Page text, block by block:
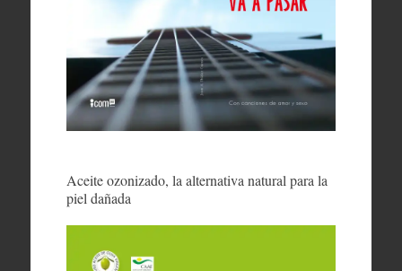
Aceite ozonizado, la alternativa natural para la
piel dañada